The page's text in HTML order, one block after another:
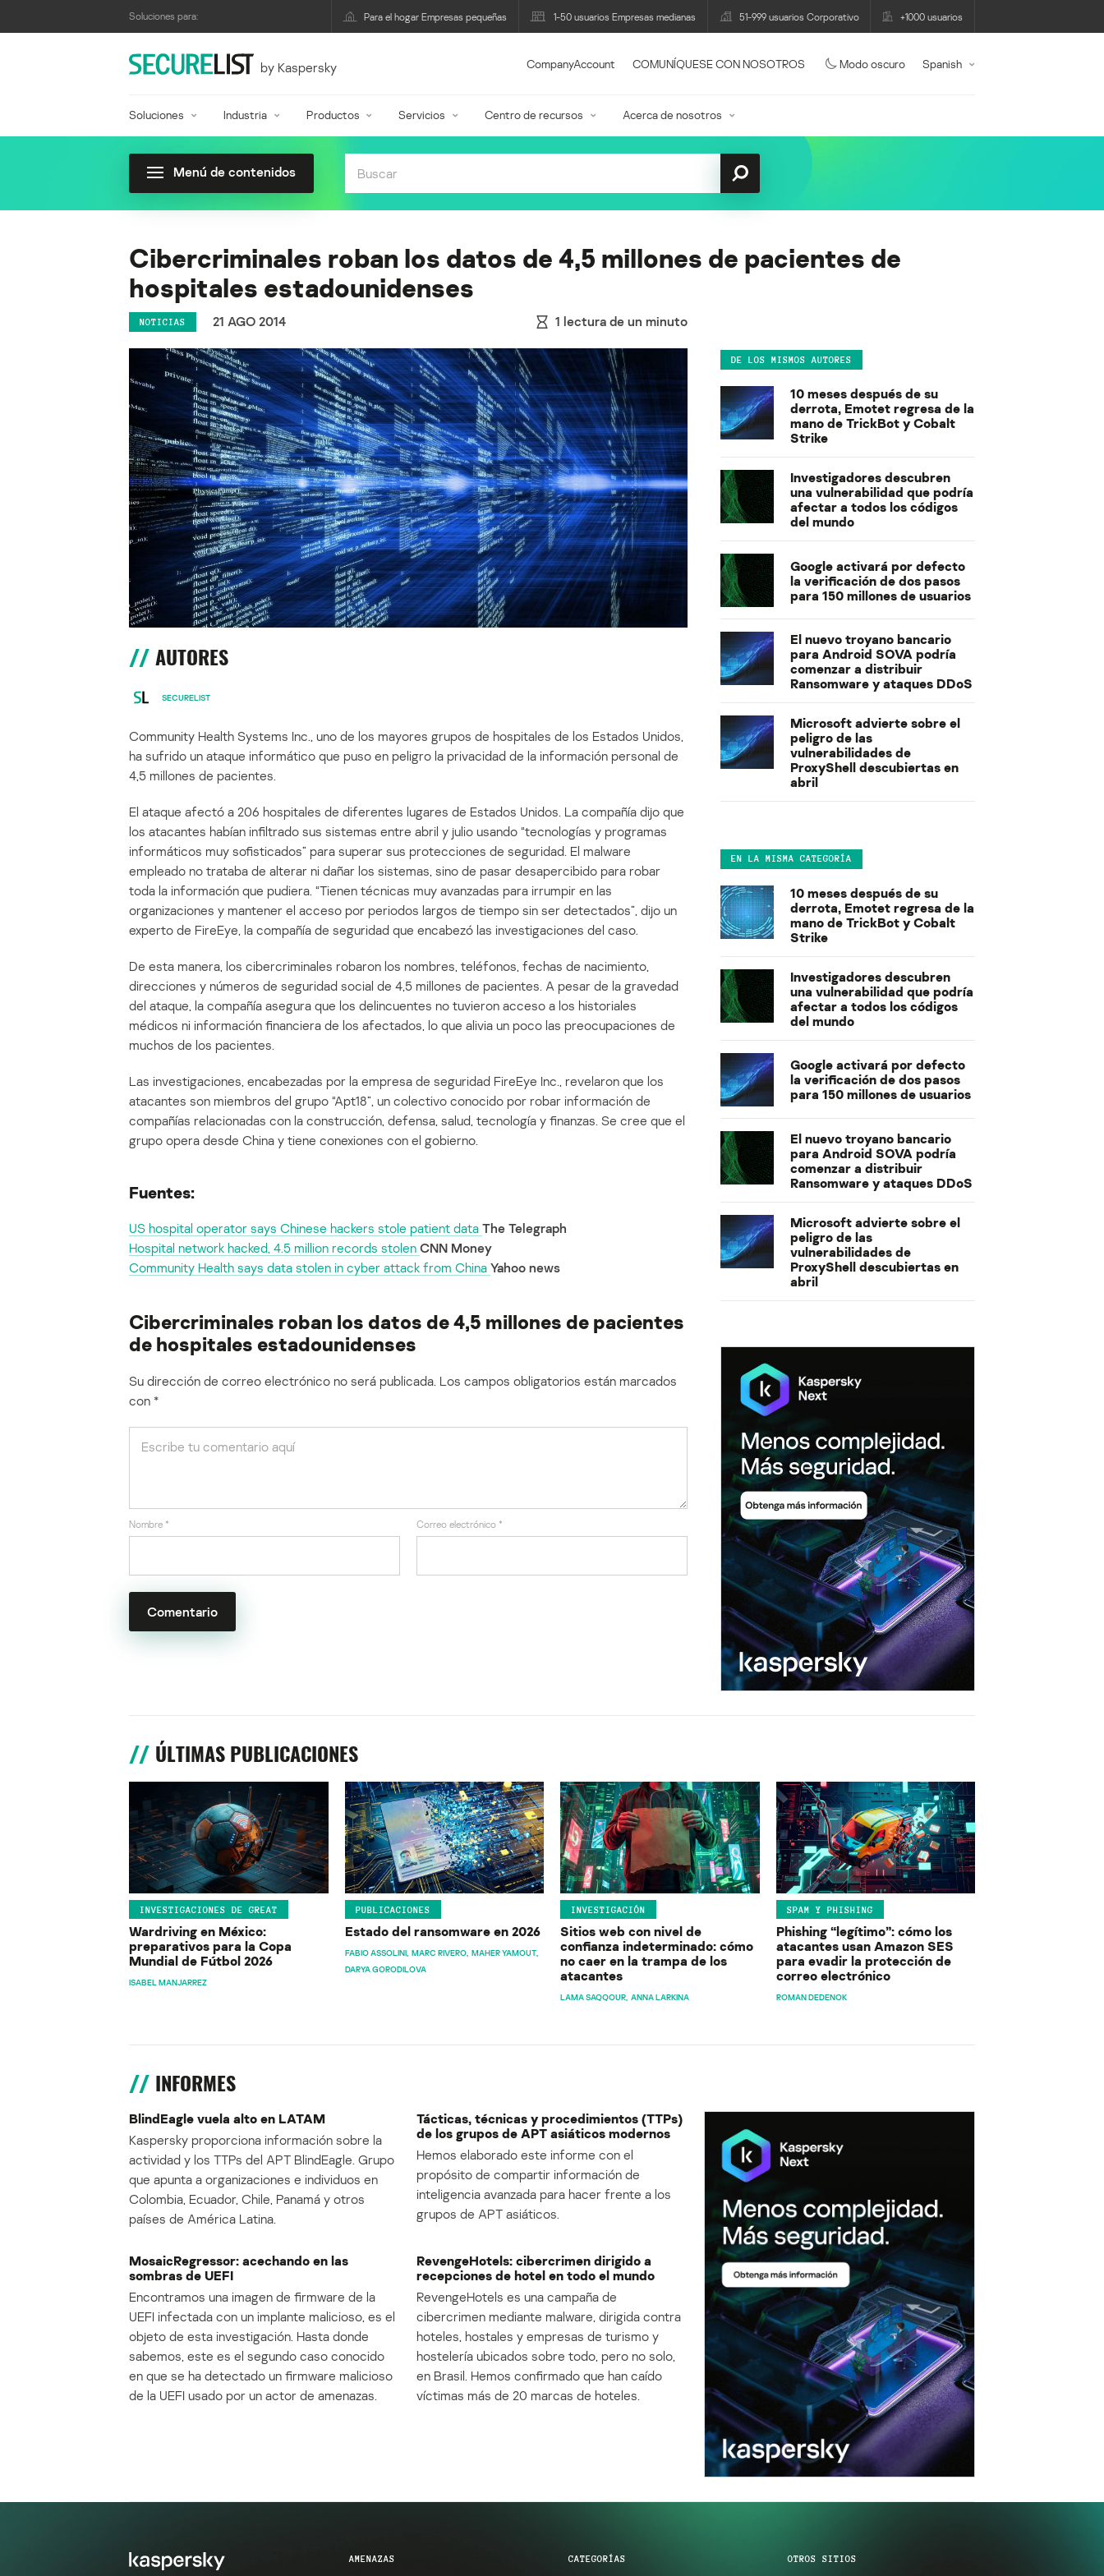
Soluciones para: Para el hogar Empresas pequeñas 1-50 usuarios Empresas medianas 51-999 usuarios Corporativo +1000 usuarios
by Kaspersky CompanyAccount COMUNÍQUESE CON NOSOTROS Modo oscuro Spanish
Soluciones Industria Productos Servicios Centro de recursos Acerca de nosotros
Menú de contenidos
Cibercriminales roban los datos de 4,5 millones de pacientes de
hospitales estadounidenses
NOTICIAS 21 AGO 2014 1 lectura de un minuto
AUTORES
SECURELIST
Community Health Systems Inc., uno de los mayores grupos de hospitales de los Estados Unidos,
ha sufrido un ataque informático que puso en peligro la privacidad de la información personal de
4,5 millones de pacientes.
El ataque afectó a 206 hospitales de diferentes lugares de Estados Unidos. La compañía dijo que
los atacantes habían infiltrado sus sistemas entre abril y julio usando “tecnologías y programas
informáticos muy sofisticados” para superar sus protecciones de seguridad. El malware
empleado no trataba de alterar ni dañar los sistemas, sino de pasar desapercibido para robar
toda la información que pudiera. “Tienen técnicas muy avanzadas para irrumpir en las
organizaciones y mantener el acceso por periodos largos de tiempo sin ser detectados”, dijo un
experto de FireEye, la compañía de seguridad que encabezó las investigaciones del caso.
De esta manera, los cibercriminales robaron los nombres, teléfonos, fechas de nacimiento,
direcciones y números de seguridad social de 4,5 millones de pacientes. A pesar de la gravedad
del ataque, la compañía asegura que los delincuentes no tuvieron acceso a los historiales
médicos ni información financiera de los afectados, lo que alivia un poco las preocupaciones de
muchos de los pacientes.
Las investigaciones, encabezadas por la empresa de seguridad FireEye Inc., revelaron que los
atacantes son miembros del grupo “Apt18”, un colectivo conocido por robar información de
compañías relacionadas con la construcción, defensa, salud, tecnología y finanzas. Se cree que el
grupo opera desde China y tiene conexiones con el gobierno.
Fuentes:
US hospital operator says Chinese hackers stole patient data The Telegraph
Hospital network hacked, 4.5 million records stolen CNN Money
Community Health says data stolen in cyber attack from China Yahoo news
Cibercriminales roban los datos de 4,5 millones de pacientes
de hospitales estadounidenses
Su dirección de correo electrónico no será publicada. Los campos obligatorios están marcados
con *
Nombre * Correo electrónico *
DE LOS MISMOS AUTORES
10 meses después de su
derrota, Emotet regresa de la
mano de TrickBot y Cobalt
Strike
Investigadores descubren
una vulnerabilidad que podría
afectar a todos los códigos
del mundo
Google activará por defecto
la verificación de dos pasos
para 150 millones de usuarios
El nuevo troyano bancario
para Android SOVA podría
comenzar a distribuir
Ransomware y ataques DDoS
Microsoft advierte sobre el
peligro de las
vulnerabilidades de
ProxyShell descubiertas en
abril
EN LA MISMA CATEGORÍA
10 meses después de su
derrota, Emotet regresa de la
mano de TrickBot y Cobalt
Strike
Investigadores descubren
una vulnerabilidad que podría
afectar a todos los códigos
del mundo
Google activará por defecto
la verificación de dos pasos
para 150 millones de usuarios
El nuevo troyano bancario
para Android SOVA podría
comenzar a distribuir
Ransomware y ataques DDoS
Microsoft advierte sobre el
peligro de las
vulnerabilidades de
ProxyShell descubiertas en
abril
ÚLTIMAS PUBLICACIONES
INVESTIGACIONES DE GREAT
Wardriving en México:
preparativos para la Copa
Mundial de Fútbol 2026
ISABEL MANJARREZ
PUBLICACIONES
Estado del ransomware en 2026
FABIO ASSOLINI MARC RIVERO MAHER YAMOUT
DARYA GORODILOVA
INVESTIGACIÓN
Sitios web con nivel de
confianza indeterminado: cómo
no caer en la trampa de los
atacantes
LAMA SAQQOUR ANNA LARKINA
SPAM Y PHISHING
Phishing “legítimo”: cómo los
atacantes usan Amazon SES
para evadir la protección de
correo electrónico
ROMAN DEDENOK
INFORMES
BlindEagle vuela alto en LATAM
Kaspersky proporciona información sobre la
actividad y los TTPs del APT BlindEagle. Grupo
que apunta a organizaciones e individuos en
Colombia, Ecuador, Chile, Panamá y otros
países de América Latina.
Tácticas, técnicas y procedimientos (TTPs)
de los grupos de APT asiáticos modernos
Hemos elaborado este informe con el
propósito de compartir información de
inteligencia avanzada para hacer frente a los
grupos de APT asiáticos.
MosaicRegressor: acechando en las
sombras de UEFI
Encontramos una imagen de firmware de la
UEFI infectada con un implante malicioso, es el
objeto de esta investigación. Hasta donde
sabemos, este es el segundo caso conocido
en que se ha detectado un firmware malicioso
de la UEFI usado por un actor de amenazas.
RevengeHotels: cibercrimen dirigido a
recepciones de hotel en todo el mundo
RevengeHotels es una campaña de
cibercrimen mediante malware, dirigida contra
hoteles, hostales y empresas de turismo y
hostelería ubicados sobre todo, pero no solo,
en Brasil. Hemos confirmado que han caído
víctimas más de 20 marcas de hoteles.
AMENAZAS CATEGORÍAS OTROS SITIOS